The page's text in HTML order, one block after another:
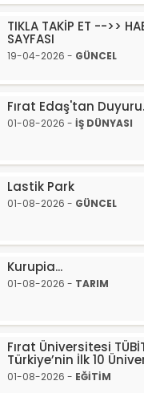
TIKLA TAKİP ET -->>
SAYFASI
19-04-2026 - GÜNCEL
Fırat Edaş'tan
01-08-2026 - İŞ DÜNYASI
Lastik Park
01-08-2026 - GÜNCEL
Kurupia...
01-08-2026 - TARIM
Fırat Üniversitesi
Türkiye’nin İlk 10
01-08-2026 - EĞİTİM